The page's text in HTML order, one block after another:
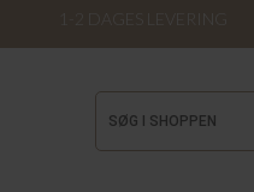
1-2 DAGES LEVERING